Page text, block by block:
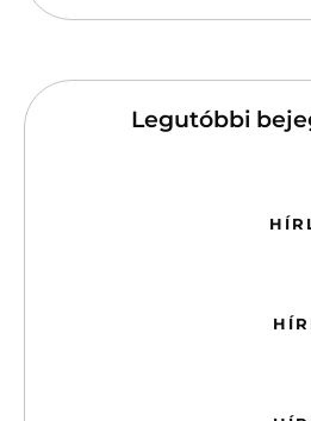
Legutóbbi